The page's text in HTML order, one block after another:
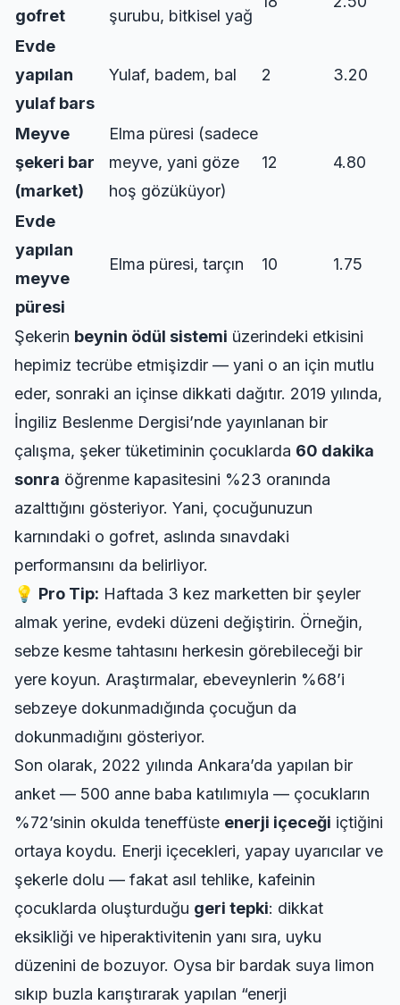
gofret şurubu, bitkisel yağ
Evde
yapılan
yulaf bars
Yulaf, badem, bal 2 3.20
Meyve
şekeri bar
(market)
Elma püresi (sadece
meyve, yani göze
hoş gözüküyor)
12 4.80
Evde
yapılan
meyve
püresi
Elma püresi, tarçın 10 1.75
Şekerin beynin ödül sistemi üzerindeki etkisini
hepimiz tecrübe etmişizdir — yani o an için mutlu
eder, sonraki an içinse dikkati dağıtır. 2019 yılında,
İngiliz Beslenme Dergisi’nde yayınlanan bir
çalışma, şeker tüketiminin çocuklarda 60 dakika
sonra öğrenme kapasitesini %23 oranında
azalttığını gösteriyor. Yani, çocuğunuzun
karnındaki o gofret, aslında sınavdaki
performansını da belirliyor.
💡 Pro Tip: Haftada 3 kez marketten bir şeyler
almak yerine, evdeki düzeni değiştirin. Örneğin,
sebze kesme tahtasını herkesin görebileceği bir
yere koyun. Araştırmalar, ebeveynlerin %68’i
sebzeye dokunmadığında çocuğun da
dokunmadığını gösteriyor.
Son olarak, 2022 yılında Ankara’da yapılan bir
anket — 500 anne baba katılımıyla — çocukların
%72’sinin okulda teneffüste enerji içeceği içtiğini
ortaya koydu. Enerji içecekleri, yapay uyarıcılar ve
şekerle dolu — fakat asıl tehlike, kafeinin
çocuklarda oluşturduğu geri tepki: dikkat
eksikliği ve hiperaktivitenin yanı sıra, uyku
düzenini de bozuyor. Oysa bir bardak suya limon
sıkıp buzla karıştırarak yapılan “enerji